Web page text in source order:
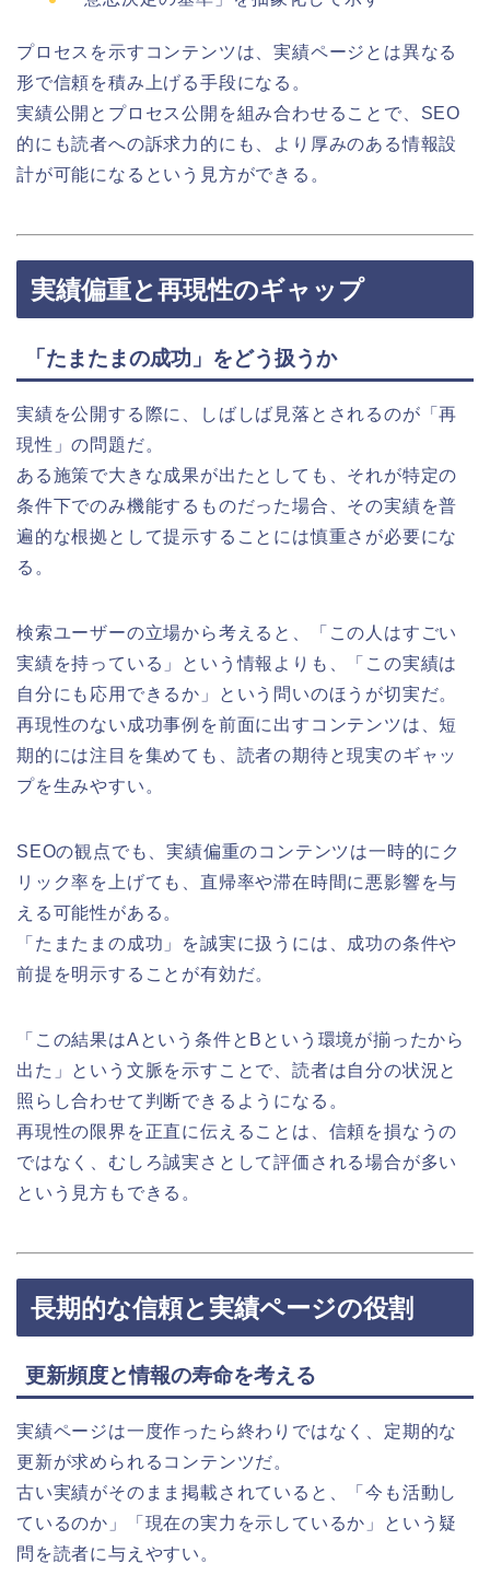
プロセスを示すコンテンツは、実績ページとは異なる
形で信頼を積み上げる手段になる。
実績公開とプロセス公開を組み合わせることで、SEO
的にも読者への訴求力的にも、より厚みのある情報設
計が可能になるという見方ができる。
実績偏重と再現性のギャップ
「たまたまの成功」をどう扱うか
実績を公開する際に、しばしば見落とされるのが「再
現性」の問題だ。
ある施策で大きな成果が出たとしても、それが特定の
条件下でのみ機能するものだった場合、その実績を普
遍的な根拠として提示することには慎重さが必要にな
る。
検索ユーザーの立場から考えると、「この人はすごい
実績を持っている」という情報よりも、「この実績は
自分にも応用できるか」という問いのほうが切実だ。
再現性のない成功事例を前面に出すコンテンツは、短
期的には注目を集めても、読者の期待と現実のギャッ
プを生みやすい。
SEOの観点でも、実績偏重のコンテンツは一時的にク
リック率を上げても、直帰率や滞在時間に悪影響を与
える可能性がある。
「たまたまの成功」を誠実に扱うには、成功の条件や
前提を明示することが有効だ。
「この結果はAという条件とBという環境が揃ったから
出た」という文脈を示すことで、読者は自分の状況と
照らし合わせて判断できるようになる。
再現性の限界を正直に伝えることは、信頼を損なうの
ではなく、むしろ誠実さとして評価される場合が多い
という見方もできる。
長期的な信頼と実績ページの役割
更新頻度と情報の寿命を考える
実績ページは一度作ったら終わりではなく、定期的な
更新が求められるコンテンツだ。
古い実績がそのまま掲載されていると、「今も活動し
ているのか」「現在の実力を示しているか」という疑
問を読者に与えやすい。